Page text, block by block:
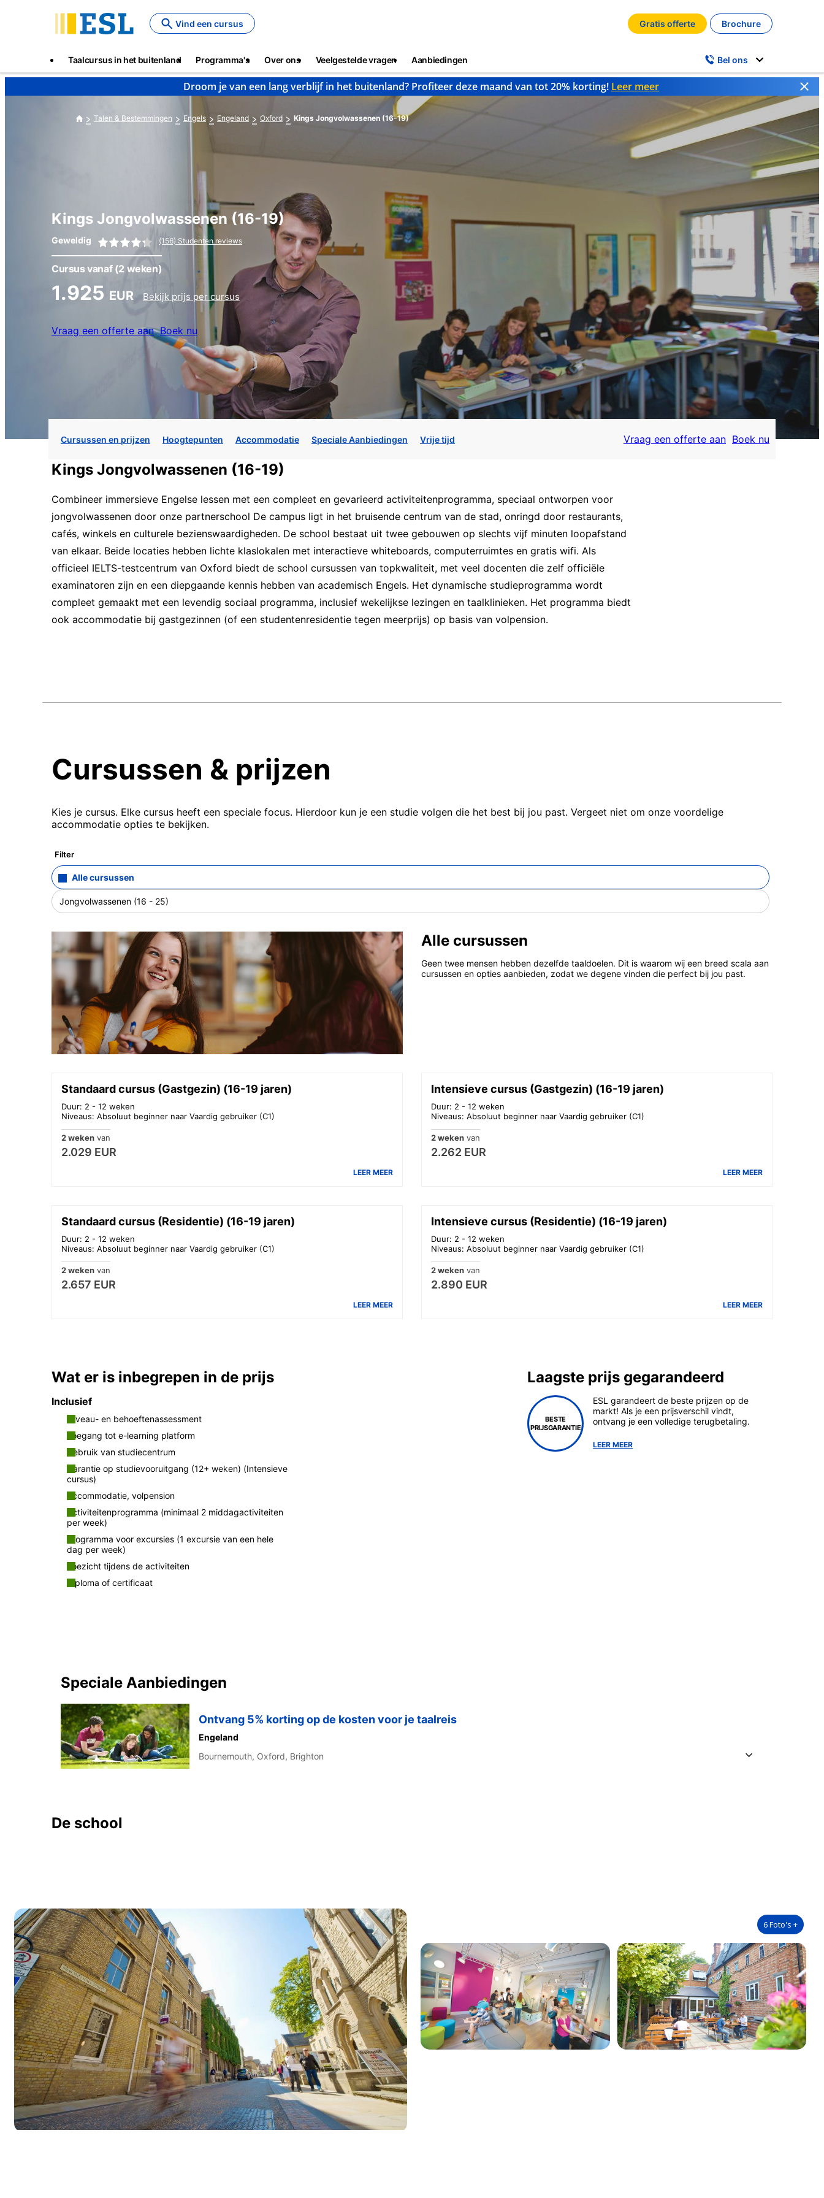
Vind een cursus Gratis offerte Brochure
Taalcursus in het buitenland Programma's Over ons Veelgestelde vragen Aanbiedingen Bel ons
Droom je van een lang verblijf in het buitenland? Profiteer deze maand van tot 20% korting! Leer meer
Talen & Bestemmingen Engels Engeland Oxford Kings Jongvolwassenen (16-19)
Kings Jongvolwassenen (16-19)
Geweldig (156) Studenten reviews
Cursus vanaf (2 weken)
1.925 EUR Bekijk prijs per cursus
Vraag een offerte aan Boek nu
Cursussen en prijzen Hoogtepunten Accommodatie Speciale Aanbiedingen Vrije tijd Vraag een offerte aan Boek nu
Kings Jongvolwassenen (16-19)
Combineer immersieve Engelse lessen met een compleet en gevarieerd activiteitenprogramma, speciaal ontworpen voor
jongvolwassenen door onze partnerschool De campus ligt in het bruisende centrum van de stad, onringd door restaurants,
cafés, winkels en culturele bezienswaardigheden. De school bestaat uit twee gebouwen op slechts vijf minuten loopafstand
van elkaar. Beide locaties hebben lichte klaslokalen met interactieve whiteboards, computerruimtes en gratis wifi. Als
officieel IELTS-testcentrum van Oxford biedt de school cursussen van topkwaliteit, met veel docenten die zelf officiële
examinatoren zijn en een diepgaande kennis hebben van academisch Engels. Het dynamische studieprogramma wordt
compleet gemaakt met een levendig sociaal programma, inclusief wekelijkse lezingen en taalklinieken. Het programma biedt
ook accommodatie bij gastgezinnen (of een studentenresidentie tegen meerprijs) op basis van volpension.
Cursussen & prijzen
Kies je cursus. Elke cursus heeft een speciale focus. Hierdoor kun je een studie volgen die het best bij jou past. Vergeet niet om onze voordelige
accommodatie opties te bekijken.
Filter
Alle cursussen
Jongvolwassenen (16 - 25)
Alle cursussen
Geen twee mensen hebben dezelfde taaldoelen. Dit is waarom wij een breed scala aan
cursussen en opties aanbieden, zodat we degene vinden die perfect bij jou past.
Standaard cursus (Gastgezin) (16-19 jaren)
Duur: 2 - 12 weken
Niveaus: Absoluut beginner naar Vaardig gebruiker (C1)
2 weken van
2.029 EUR
LEER MEER
Intensieve cursus (Gastgezin) (16-19 jaren)
Duur: 2 - 12 weken
Niveaus: Absoluut beginner naar Vaardig gebruiker (C1)
2 weken van
2.262 EUR
LEER MEER
Standaard cursus (Residentie) (16-19 jaren)
Duur: 2 - 12 weken
Niveaus: Absoluut beginner naar Vaardig gebruiker (C1)
2 weken van
2.657 EUR
LEER MEER
Intensieve cursus (Residentie) (16-19 jaren)
Duur: 2 - 12 weken
Niveaus: Absoluut beginner naar Vaardig gebruiker (C1)
2 weken van
2.890 EUR
LEER MEER
Wat er is inbegrepen in de prijs
Inclusief
Niveau- en behoeftenassessment
Toegang tot e-learning platform
Gebruik van studiecentrum
Garantie op studievooruitgang (12+ weken) (Intensieve
cursus)
Accommodatie, volpension
Activiteitenprogramma (minimaal 2 middagactiviteiten
per week)
Programma voor excursies (1 excursie van een hele
dag per week)
Toezicht tijdens de activiteiten
Diploma of certificaat
Laagste prijs gegarandeerd
BESTE
PRIJSGARANTIE
ESL garandeert de beste prijzen op de
markt! Als je een prijsverschil vindt,
ontvang je een volledige terugbetaling.
LEER MEER
Speciale Aanbiedingen
Ontvang 5% korting op de kosten voor je taalreis
Engeland
Bournemouth, Oxford, Brighton
De school
6Foto's +